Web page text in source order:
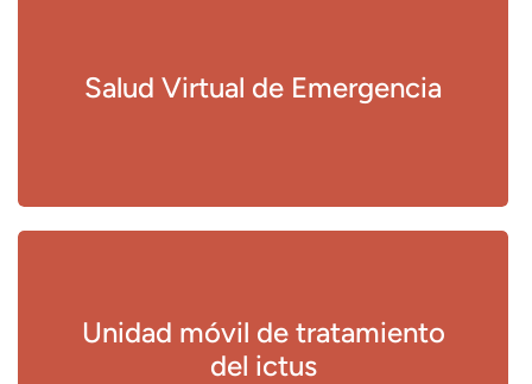
Salud Virtual de Emergencia
Unidad móvil de tratamiento
del ictus